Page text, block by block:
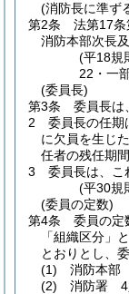
(消防長に準ず
第2条
法第17条
消防本部次長
(平18規
22・一
(委員長)
第3条
委員長は
2
委員長の任期
に欠員を生じ
任者の残任期
3
委員長は、こ
(平30規
(委員の定数)
第4条
委員の定
「組織区分」
とおりとし、
(1)
消防本部
(2)
消防署 4